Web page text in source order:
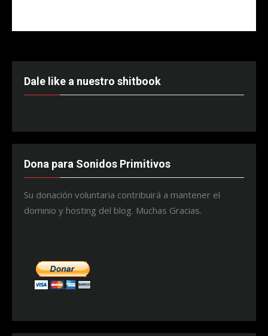
Dale like a nuestro shitbook
Dona para Sonidos Primitivos
Su donación voluntaria contribuirá a mantener el
dominio y hosting del blog. Muchas Gracias.